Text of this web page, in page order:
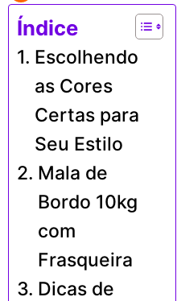
Índice
Escolhendo
as Cores
Certas para
Seu Estilo
Mala de
Bordo 10kg
com
Frasqueira
Dicas de